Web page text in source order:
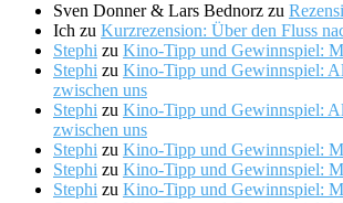
Sven Donner & Lars Bednorz zu
Ich zu Kurzrezension: Über den Fluss
Stephi zu Kino-Tipp und Gewinnspiel:
Stephi zu Kino-Tipp und Gewinnspiel:
zwischen uns
Stephi zu Kino-Tipp und Gewinnspiel:
zwischen uns
Stephi zu Kino-Tipp und Gewinnspiel:
Stephi zu Kino-Tipp und Gewinnspiel:
Stephi zu Kino-Tipp und Gewinnspiel: